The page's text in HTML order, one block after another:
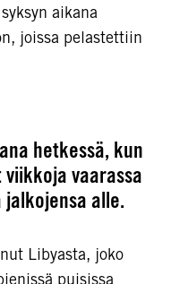
aikana
joissa pelastettiin
hetkessä, kun
vaarassa
alle.
Libyasta, joko
puisissa